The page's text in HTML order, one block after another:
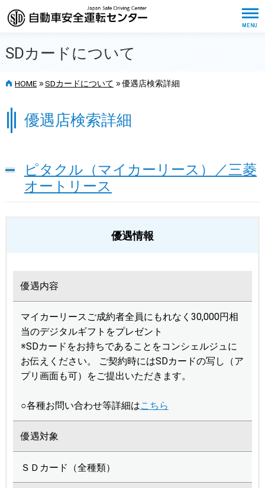
SDカードについて
HOME >> SDカードについて >> 優遇店検索詳細
優遇店検索詳細
ピタクル（マイカーリース）／三菱
オートリース
優遇情報
優遇内容
マイカーリースご成約者全員にもれなく30,000円相
当のデジタルギフトをプレゼント
※SDカードをお持ちであることをコンシェルジュに
お伝えください。 ご契約時にはSDカードの写し（ア
プリ画面も可）をご提出いただきます。
○各種お問い合わせ等詳細はこちら
優遇対象
ＳＤカード（全種類）